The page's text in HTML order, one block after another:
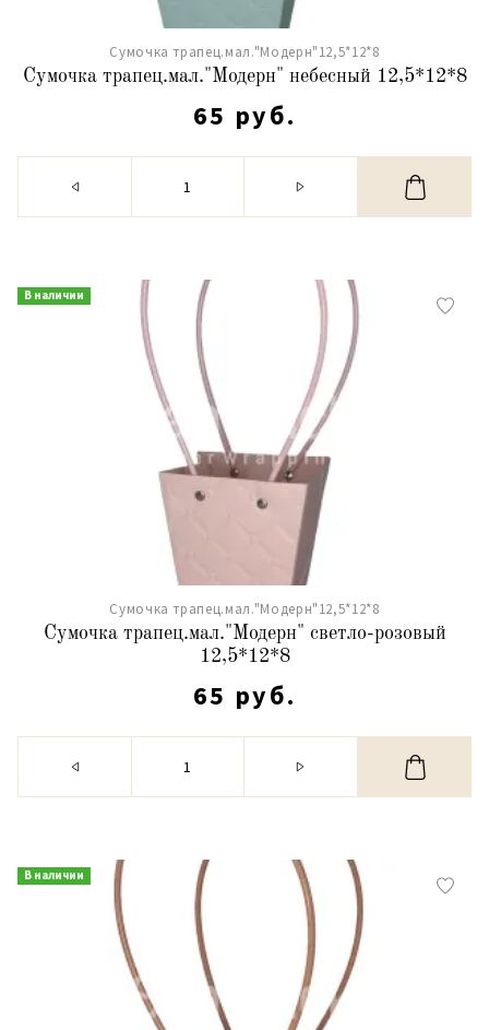
Сумочка трапец.мал."Модерн"12,5*12*8
Сумочка трапец.мал."Модерн" небесный 12,5*12*8
65 руб.
В наличии
Сумочка трапец.мал."Модерн"12,5*12*8
Сумочка трапец.мал."Модерн" светло-розовый
12,5*12*8
65 руб.
В наличии